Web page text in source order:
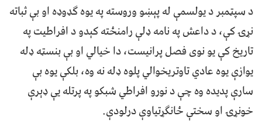
د سپټمبر د یولسمې له پېښو وروسته په یوه ګډوډه او بې ثباته
نړۍ کې، د داعش په نامه ډلې رامنځته کېدو د افراطیت په
تاریخ کې یو نوی فصل پرانیست، دا خیالي او بې بنسټه ډله
یوازې یوه عادي تاوتریخوالي پلوه ډله نه وه، بلکې یوه بې
سارې پدیده وه چې د نورو افراطي شبکو په پرتله یې ډېرې
خونړۍ او سختې ځانګړتیاوې درلودې.